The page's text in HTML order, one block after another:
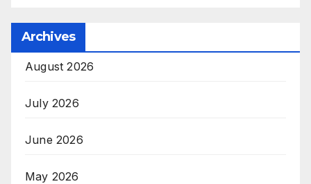
Archives
August 2026
July 2026
June 2026
May 2026